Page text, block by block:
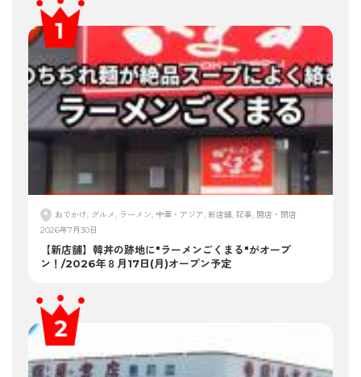
おでかけ, グルメ, ラーメン, 中華・アジア, 新店舗, 記事, 開店・閉店
2026年7月30日
【新店舗】韓丼の跡地に"ラーメンごくまる"がオープ
ン！/2026年８月17日(月)オープン予定